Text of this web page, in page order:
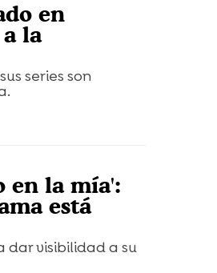
en
la
series son
en la mía':
está
dar visibilidad a su